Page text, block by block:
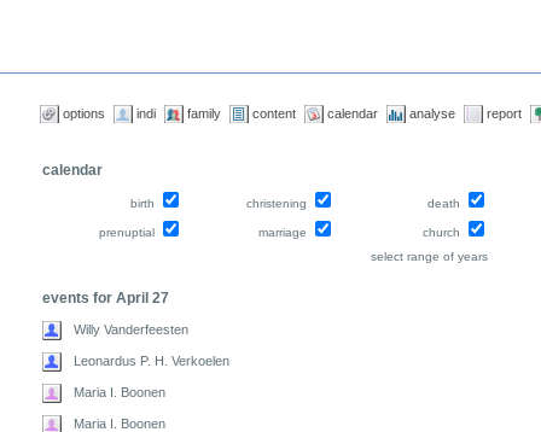
options indi family content calendar analyse report
calendar
birth christening death
prenuptial marriage
church
select range of years
events for April 27
Willy Vanderfeesten
Leonardus P. H. Verkoelen
Maria I. Boonen
Maria I. Boonen